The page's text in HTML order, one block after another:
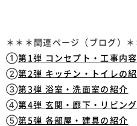
＊＊＊関連ページ（ブログ）＊
①第1弾 コンセプト・工事内
②第2弾 キッチン・トイレの
③第3弾 浴室・洗面室の紹介
④第4弾 玄関・廊下・リビン
⑤第5弾 各部屋・建具の紹介